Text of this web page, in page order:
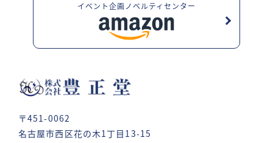
〒451-0062
名古屋市西区花の木1丁目13-15
イベント企画ノベルティセンター